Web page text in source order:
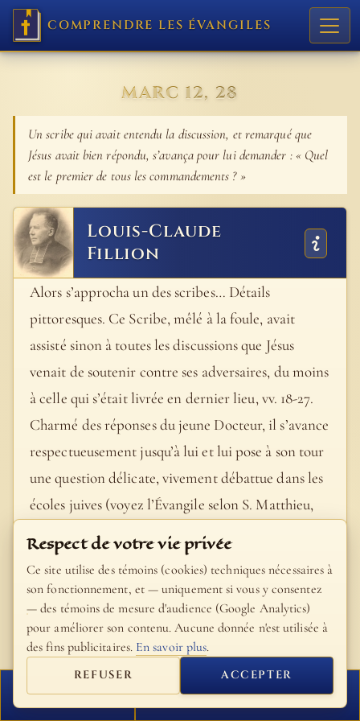
COMPRENDRE LES ÉVANGILES
MARC 12, 28
Un scribe qui avait entendu la discussion, et remarqué que
Jésus avait bien répondu, s’avança pour lui demander : « Quel
est le premier de tous les commandements ? »
Louis-Claude
Fillion
Alors s’approcha un des scribes… Détails
pittoresques. Ce Scribe, mêlé à la foule, avait
assisté sinon à toutes les discussions que Jésus
venait de soutenir contre ses adversaires, du moins
à celle qui s’était livrée en dernier lieu, vv. 18-27.
Charmé des réponses du jeune Docteur, il s’avance
respectueusement jusqu’à lui et lui pose à son tour
une question délicate, vivement débattue dans les
écoles juives (voyez l’Évangile selon S. Matthieu,
Matth. 22, 35) : Quel était le premier de tous les
commandements. « tous » est au neutre d’après le
texte grec, la traduction littérale de ce passage
serait donc : le premier commandement de toutes
choses.
FERMER PROCHAIN VERSET
Respect de votre vie privée
Ce site utilise des témoins (cookies) techniques nécessaires à
son fonctionnement, et — uniquement si vous y consentez
— des témoins de mesure d'audience (Google Analytics)
pour améliorer son contenu. Aucune donnée n'est utilisée à
des fins publicitaires. En savoir plus.
REFUSER ACCEPTER